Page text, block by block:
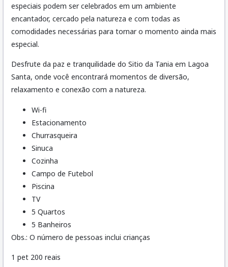
especiais podem ser celebrados em um ambiente
encantador, cercado pela natureza e com todas as
comodidades necessárias para tornar o momento ainda mais
especial.
Desfrute da paz e tranquilidade do Sitio da Tania em Lagoa
Santa, onde você encontrará momentos de diversão,
relaxamento e conexão com a natureza.
Wi-fi
Estacionamento
Churrasqueira
Sinuca
Cozinha
Campo de Futebol
Piscina
TV
5 Quartos
5 Banheiros
Obs.: O número de pessoas inclui crianças
1 pet 200 reais